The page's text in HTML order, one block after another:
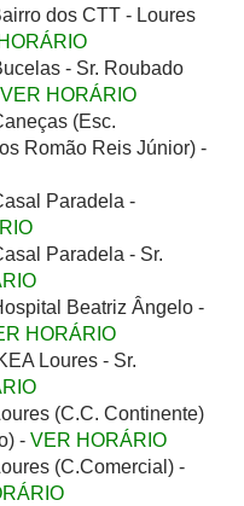
dos CTT - Loures
- Sr. Roubado
VER HORÁRIO
(Esc.
Romão Reis Júnior) -
Paradela -
Paradela - Sr.
Beatriz Ângelo -
HORÁRIO
Loures - Sr.
(C.C. Continente)
- VER HORÁRIO
(C.Comercial) -